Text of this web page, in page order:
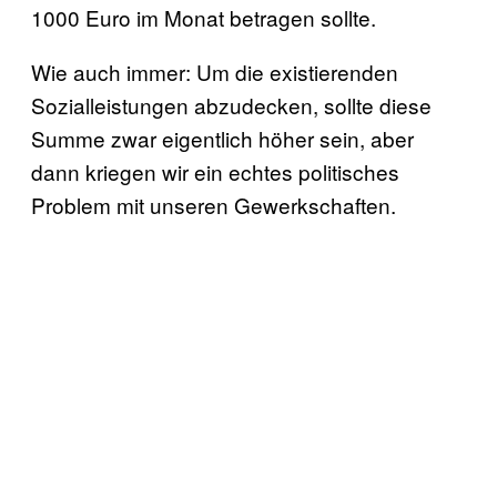
1000 Euro im Monat betragen sollte.
Wie auch immer: Um die existierenden
Sozialleistungen abzudecken, sollte diese
Summe zwar eigentlich höher sein, aber
dann kriegen wir ein echtes politisches
Problem mit unseren Gewerkschaften.